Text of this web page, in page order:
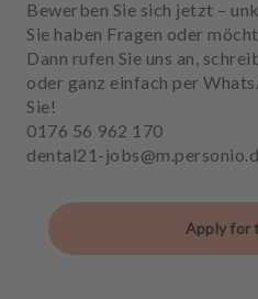
Bewerben Sie sich jetzt –
Sie haben Fragen oder
Dann rufen Sie uns an,
oder ganz einfach per
Sie!
0176 56 962 170
dental21-
Apply for